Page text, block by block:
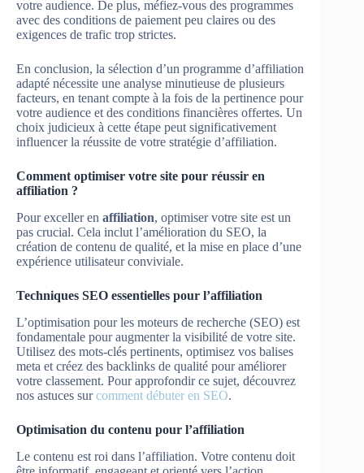
votre audience. De plus, méfiez-vous des programmes
avec des conditions de paiement peu claires ou des
exigences de trafic trop strictes.
En conclusion, la sélection d’un programme d’affiliation
adapté nécessite une analyse minutieuse de plusieurs
facteurs, en tenant compte à la fois de la pertinence pour
votre audience et des conditions financières offertes. Un
choix judicieux à cette étape peut significativement
influencer la réussite de votre stratégie d’affiliation.
Comment optimiser votre site pour réussir en
affiliation ?
Pour exceller en affiliation, optimiser votre site est un
pas crucial. Cela inclut l’amélioration du SEO, la
création de contenu de qualité, et la mise en place d’une
expérience utilisateur conviviale.
Techniques SEO essentielles pour l’affiliation
L’optimisation pour les moteurs de recherche (SEO) est
fondamentale pour augmenter la visibilité de votre site.
Utilisez des mots-clés pertinents, optimisez vos balises
meta et créez des backlinks de qualité pour améliorer
votre classement. Pour approfondir ce sujet, découvrez
nos astuces surcomment débuter en SEO.
Optimisation du contenu pour l’affiliation
Le contenu est roi dans l’affiliation. Votre contenu doit